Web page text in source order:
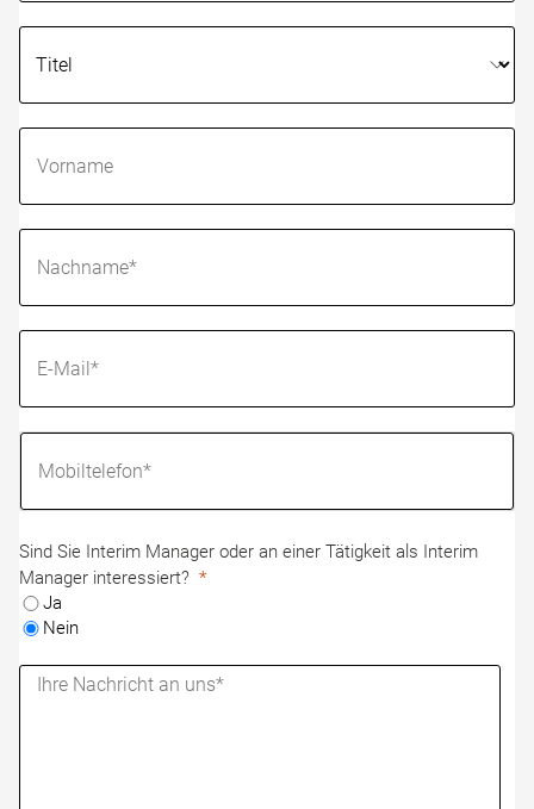
Sind Sie Interim Manager oder an einer Tätigkeit als Interim
Manager interessiert?
Ja
Nein